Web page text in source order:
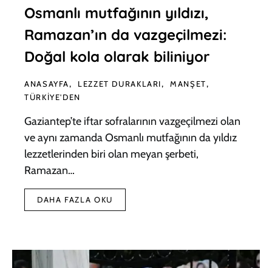
Osmanlı mutfağının yıldızı,
Ramazan’ın da vazgeçilmezi:
Doğal kola olarak biliniyor
ANASAYFA LEZZET DURAKLARI
MANŞET
TÜRKIYE'DEN
Gaziantep’te iftar sofralarının vazgeçilmezi olan
ve aynı zamanda Osmanlı mutfağının da yıldız
lezzetlerinden biri olan meyan şerbeti,
Ramazan…
DAHA FAZLA OKU